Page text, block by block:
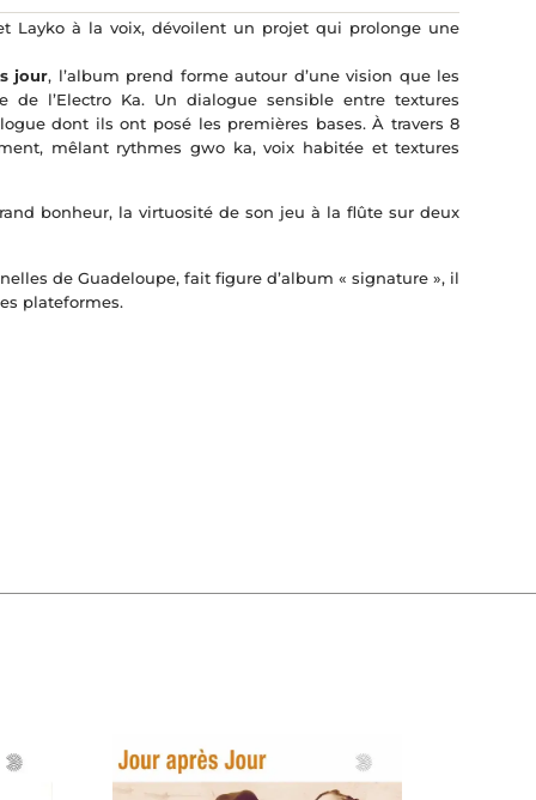
Layko à la voix, dévoilent un projet qui prolonge une
jour, l’album prend forme autour d’une vision que les
l’Electro Ka. Un dialogue sensible entre textures
dont ils ont posé les premières bases. À travers 8
mêlant rythmes gwo ka, voix habitée et textures
bonheur, la virtuosité de son jeu à la flûte sur deux
de Guadeloupe, fait figure d’album « signature », il
plateformes.